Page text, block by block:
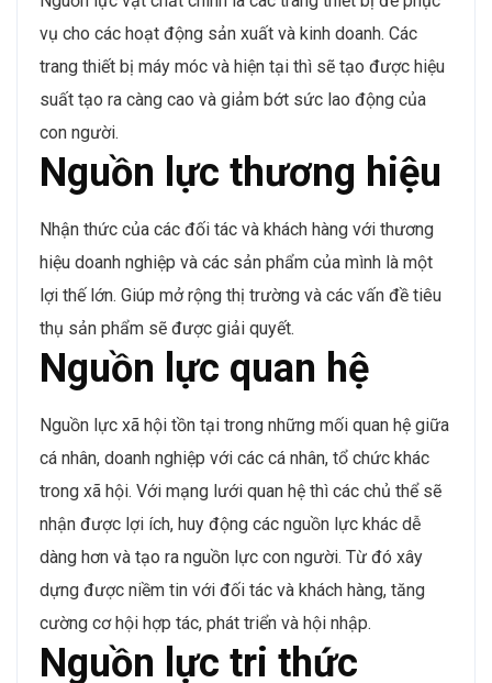
vụ cho các hoạt động sản xuất và kinh doanh. Các
trang thiết bị máy móc và hiện tại thì sẽ tạo được hiệu
suất tạo ra càng cao và giảm bớt sức lao động của
con người.
Nguồn lực thương hiệu
Nhận thức của các đối tác và khách hàng với thương
hiệu doanh nghiệp và các sản phẩm của mình là một
lợi thế lớn. Giúp mở rộng thị trường và các vấn đề tiêu
thụ sản phẩm sẽ được giải quyết.
Nguồn lực quan hệ
Nguồn lực xã hội tồn tại trong những mối quan hệ giữa
cá nhân, doanh nghiệp với các cá nhân, tổ chức khác
trong xã hội. Với mạng lưới quan hệ thì các chủ thể sẽ
nhận được lợi ích, huy động các nguồn lực khác dễ
dàng hơn và tạo ra nguồn lực con người. Từ đó xây
dựng được niềm tin với đối tác và khách hàng, tăng
cường cơ hội hợp tác, phát triển và hội nhập.
Nguồn lực tri thức